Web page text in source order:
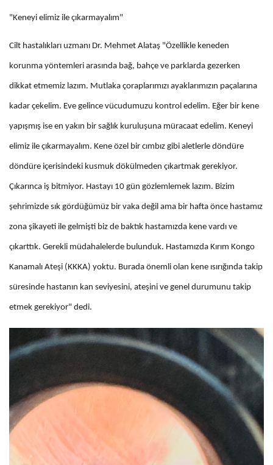
"Keneyi elimiz ile çıkarmayalım"
Cilt hastalıkları uzmanı Dr. Mehmet Alataş "Özellikle keneden
korunma yöntemleri arasında bağ, bahçe ve parklarda gezerken
dikkat etmemiz lazım. Mutlaka çoraplarımızı ayaklarımızın paçalarına
kadar çekelim. Eve gelince vücudumuzu kontrol edelim. Eğer bir kene
yapışmış ise en yakın bir sağlık kuruluşuna müracaat edelim. Keneyi
elimiz ile çıkarmayalım. Kene özel bir cımbız gibi aletlerle döndüre
döndüre içerisindeki kusmuk dökülmeden çıkartmak gerekiyor.
Çıkarınca iş bitmiyor. Hastayı 10 gün gözlemlemek lazım. Bizim
şehrimizde sık gördüğümüz bir vaka değil ama bir hafta önce hastamız
zona şikayeti ile gelmişti biz de baktık hastamızda kene vardı ve
çıkarttık. Gerekli müdahalelerde bulunduk. Hastamızda Kırım Kongo
Kanamalı Ateşi (KKKA) yoktu. Burada önemli olan kene ısırığında takip
süresinde hastanın kan seviyesini, ateşini ve genel durumunu takip
etmek gerekiyor" dedi.